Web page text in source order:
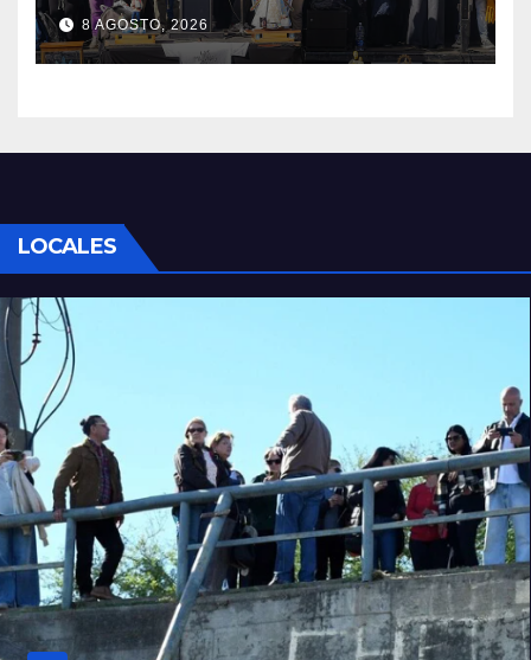
8 AGOSTO, 2026
LOCALES